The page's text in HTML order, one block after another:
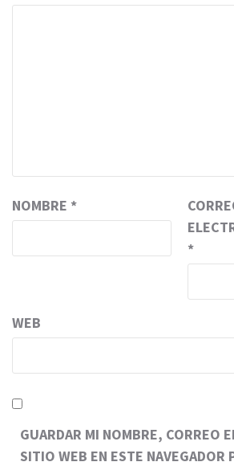
NOMBRE *
*
WEB
GUARDAR MI NOMBRE, CORREO
SITIO WEB EN ESTE NAVEGADOR